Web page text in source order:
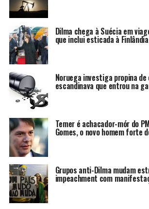
Dilma chega à Suécia em
que inclui esticada à Finlândia
Noruega investiga propina de
escandinava que entrou na
Temer é achacador-mór do
Gomes, o novo homem forte
Grupos anti-Dilma mudam
impeachment com